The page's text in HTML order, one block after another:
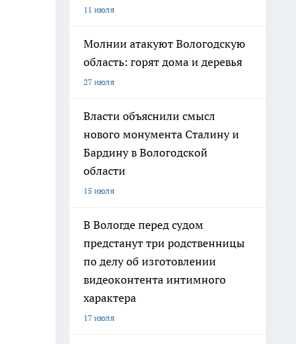
11 июля
Молнии атакуют Вологодскую
область: горят дома и деревья
27 июля
Власти объяснили смысл
нового монумента Сталину и
Бардину в Вологодской
области
15 июля
В Вологде перед судом
предстанут три родственницы
по делу об изготовлении
видеоконтента интимного
характера
17 июля